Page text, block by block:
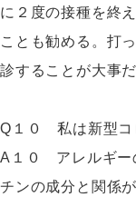
に２度の接種を終
ことも勧める。打
診することが大事
Q１０ 私は新型
A１０ アレルギー
チンの成分と関係